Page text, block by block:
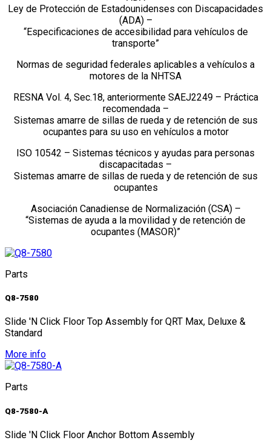
Ley de Protección de Estadounidenses con Discapacidades
(ADA) –
“Especificaciones de accesibilidad para vehículos de
transporte”
Normas de seguridad federales aplicables a vehículos a
motores de la NHTSA
RESNA Vol. 4, Sec.18, anteriormente SAEJ2249 – Práctica
recomendada –
Sistemas amarre de sillas de rueda y de retención de sus
ocupantes para su uso en vehículos a motor
ISO 10542 – Sistemas técnicos y ayudas para personas
discapacitadas –
Sistemas amarre de sillas de rueda y de retención de sus
ocupantes
Asociación Canadiense de Normalización (CSA) –
“Sistemas de ayuda a la movilidad y de retención de
ocupantes (MASOR)”
Parts
Q8-7580
Slide 'N Click Floor Top Assembly for QRT Max, Deluxe &
Standard
More info
Parts
Q8-7580-A
Slide 'N Click Floor Anchor Bottom Assembly